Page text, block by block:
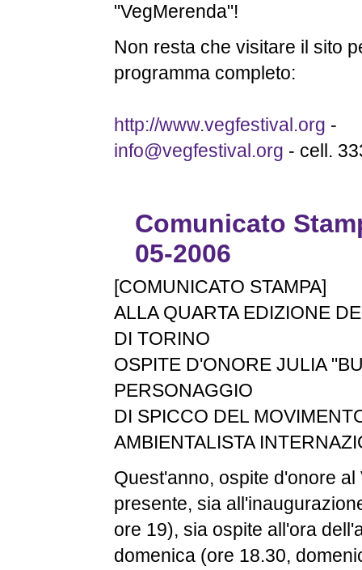
"VegMerenda"!
Non resta che visitare il sito
programma completo:
http://www.vegfestival.org -
info@vegfestival.org - cell.
Comunicato
05-2006
[COMUNICATO STAMPA]
ALLA QUARTA EDIZIONE
DI TORINO
OSPITE D'ONORE JULIA
PERSONAGGIO
DI SPICCO DEL
AMBIENTALISTA
Quest'anno, ospite d'onore
presente, sia
ore 19), sia ospite all'ora
domenica (ore 18.30,